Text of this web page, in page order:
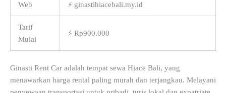
Web ⚡ ginastihiacebali.my.id
Tarif
Mulai
⚡ Rp900.000
Ginasti Rent Car adalah tempat sewa Hiace Bali, yang
menawarkan harga rental paling murah dan terjangkau. Melayani